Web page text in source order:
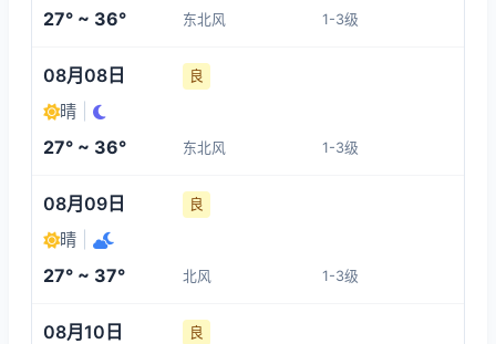
31°
1-3 1-3
15:00
34°
16:00
1-3
27° ~ 36° 东北风 1-3级
08月08日 良
晴
27° ~ 36° 东北风 1-3级
08月09日 良
晴
27° ~ 37° 北风 1-3级
08月10日 良